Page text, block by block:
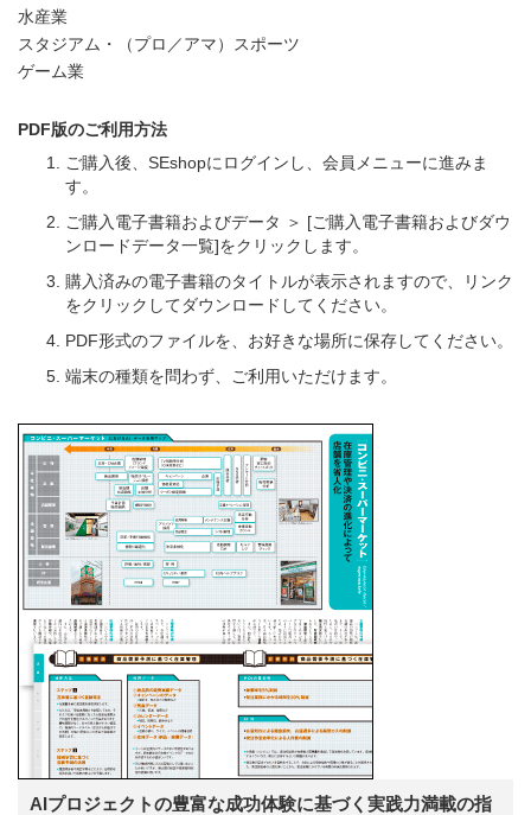
水産業
スタジアム・（プロ／アマ）スポーツ
ゲーム業
PDF版のご利用方法
ご購入後、SEshopにログインし、会員メニューに進みま
す。
ご購入電子書籍およびデータ ＞ [ご購入電子書籍およびダウ
ンロードデータ一覧]をクリックします。
購入済みの電子書籍のタイトルが表示されますので、リンク
をクリックしてダウンロードしてください。
PDF形式のファイルを、お好きな場所に保存してください。
端末の種類を問わず、ご利用いただけます。
AIプロジェクトの豊富な成功体験に基づく実践力満載の指